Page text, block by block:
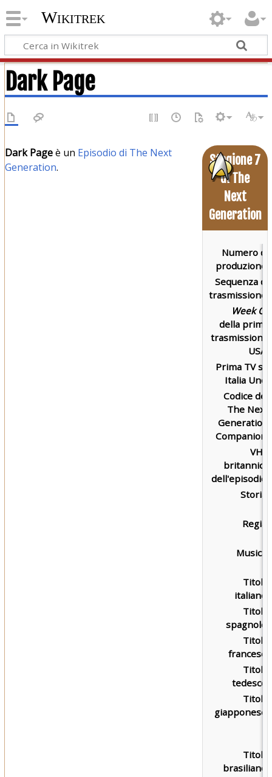
Wikitrek
Dark Page
Stagione 7
di The
Next
Generation
Numero di
produzione:
Sequenza di
trasmissione:
Week Of
della prima
trasmissione
USA:
Prima TV su
Italia Uno:
Codice del
The Next
Generation
Companion:
VHS
britannica
dell'episodio:
Storia:
Regia:
Musica:
Titolo
italiano:
Titolo
spagnolo:
Titolo
francese:
Titolo
tedesco:
Titolo
giapponese:
Titolo
brasiliano:
Dark Pageè un Episodio di The Next
Generation.